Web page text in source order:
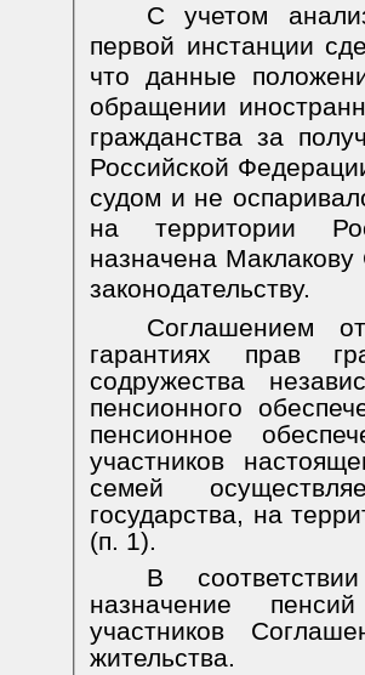
С учетом
первой инстанции
что данные
обращении
гражданства за
Российской
судом и не
на территории
назначена
законодательству.
Соглашением
гарантиях прав
содружества
пенсионного
пенсионное
участников
семей
государства, на
(п. 1).
В
назначение
участников
жительства.